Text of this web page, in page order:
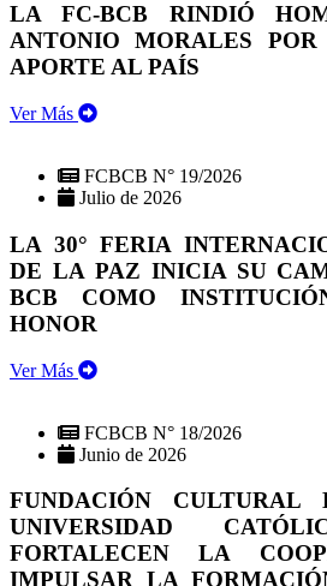
LA FC-BCB RINDIÓ
ANTONIO MORALES
APORTE AL PAÍS
Ver Más
FCBCB N° 19/2026
Julio de 2026
LA 30° FERIA
DE LA PAZ INICIA SU
BCB COMO
HONOR
Ver Más
FCBCB N° 18/2026
Junio de 2026
FUNDACIÓN
UNIVERSIDAD
FORTALECEN LA
IMPULSAR LA